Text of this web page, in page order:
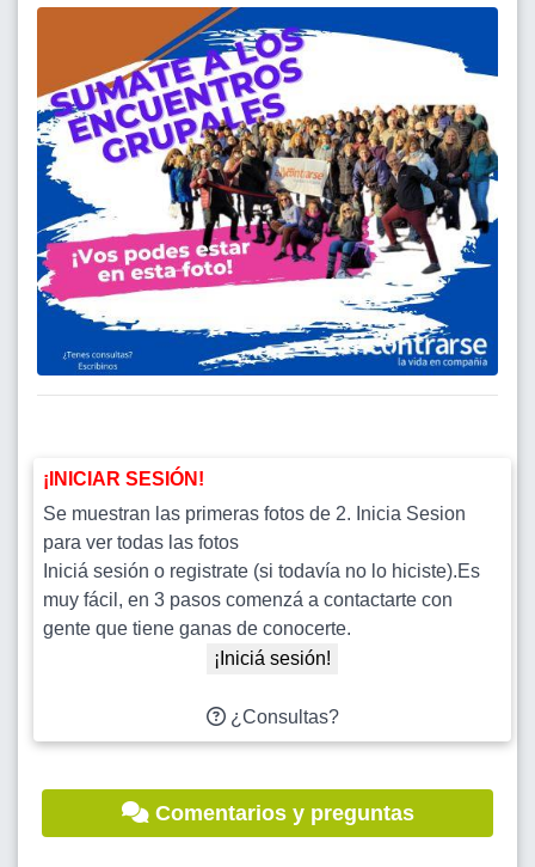
¡INICIAR SESIÓN!
Se muestran las primeras fotos de 2. Inicia Sesion
para ver todas las fotos
Iniciá sesión o registrate (si todavía no lo hiciste).Es
muy fácil, en 3 pasos comenzá a contactarte con
gente que tiene ganas de conocerte.
¡Iniciá sesión!
¿Consultas?
Comentarios y preguntas